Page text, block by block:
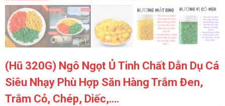
(Hũ 320G) Ngô Ngọt Ủ Tinh Chất Dẫn Dụ Cá
Siêu Nhạy Phù Hợp Săn Hàng Trắm Đen,
Trắm Cỏ, Chép, Diếc,….